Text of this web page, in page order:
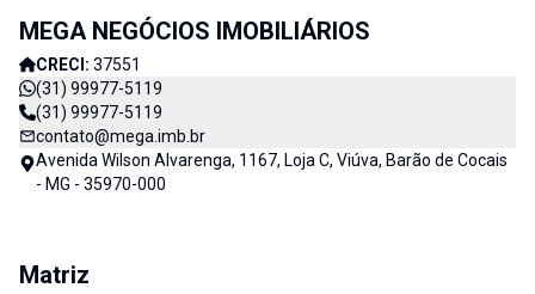
MEGA NEGÓCIOS IMOBILIÁRIOS
CRECI: 37551
(31) 99977-5119
(31) 99977-5119
contato@mega.imb.br
Avenida Wilson Alvarenga, 1167, Loja C, Viúva, Barão de Cocais
- MG - 35970-000
Matriz